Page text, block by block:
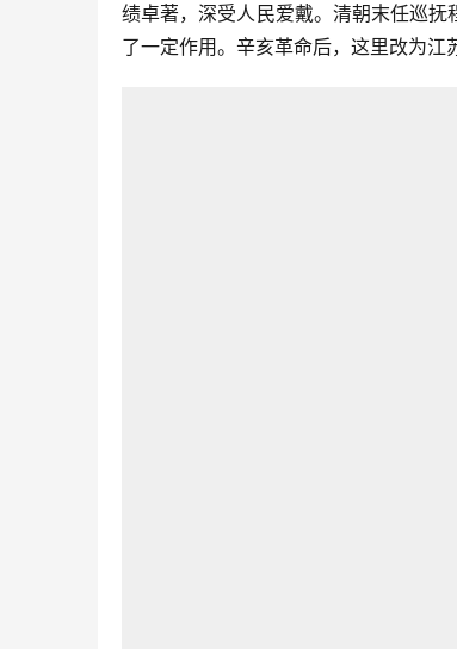
绩卓著，深受人民爱戴。清朝末任巡
了一定作用。辛亥革命后，这里改为江